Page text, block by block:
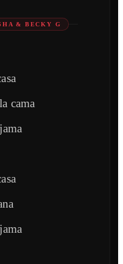
& BECKY G
cama